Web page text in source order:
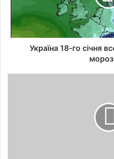
Україна 18-го січня